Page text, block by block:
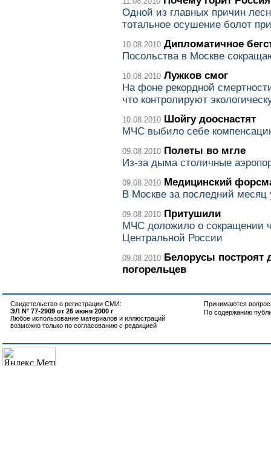
Одной из главных причин
тотальное осушение болот
10.08.2010 Дипломатичное
Посольства в Москве
10.08.2010 Лужков смог
На фоне рекордной
что контролируют
10.08.2010 Шойгу дооснастят
МЧС выбило себе
09.08.2010 Полеты во мгле
Из-за дыма столичные
09.08.2010 Медицинский
В Москве за последний месяц
09.08.2010 Притушили
МЧС доложило о сокращении
Центральной России
09.08.2010 Белорусы построят
погорельцев
Свидетельство о регистрации СМИ:
ЭЛ N° 77-2909 от 26 июня 2000 г
Любое использование материалов и иллюстраций
возможно только по согласованию с редакцией
Принимаются
По содержанию